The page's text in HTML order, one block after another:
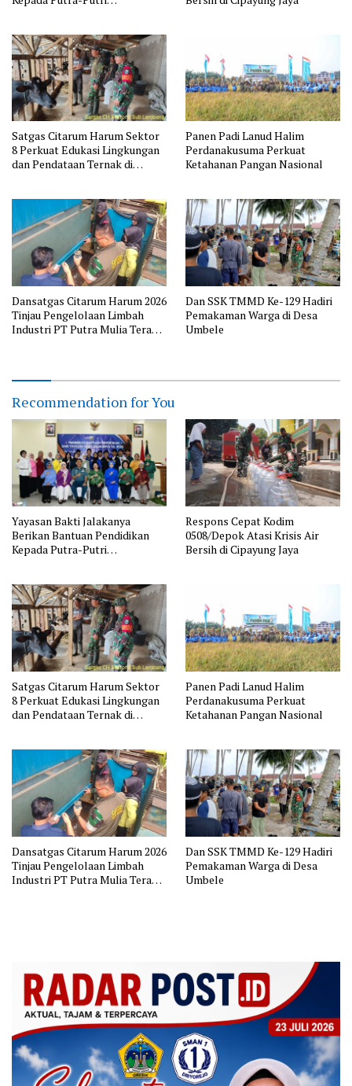
Satgas Citarum Harum Sektor
8 Perkuat Edukasi Lingkungan
dan Pendataan Ternak di
Panen Padi Lanud Halim
Perdanakusuma Perkuat
Ketahanan Pangan Nasional
Dansatgas Citarum Harum 2026
Tinjau Pengelolaan Limbah
Industri PT Putra Mulia Terang
Dan SSK TMMD Ke-129 Hadiri
Pemakaman Warga di Desa
Umbele
Recommendation for You
Yayasan Bakti Jalakanya
Berikan Bantuan Pendidikan
Kepada Putra-Putri
Respons Cepat Kodim
0508/Depok Atasi Krisis Air
Bersih di Cipayung Jaya
Satgas Citarum Harum Sektor
8 Perkuat Edukasi Lingkungan
dan Pendataan Ternak di
Panen Padi Lanud Halim
Perdanakusuma Perkuat
Ketahanan Pangan Nasional
Dansatgas Citarum Harum 2026
Tinjau Pengelolaan Limbah
Industri PT Putra Mulia Terang
Dan SSK TMMD Ke-129 Hadiri
Pemakaman Warga di Desa
Umbele